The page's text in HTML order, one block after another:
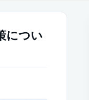
につい